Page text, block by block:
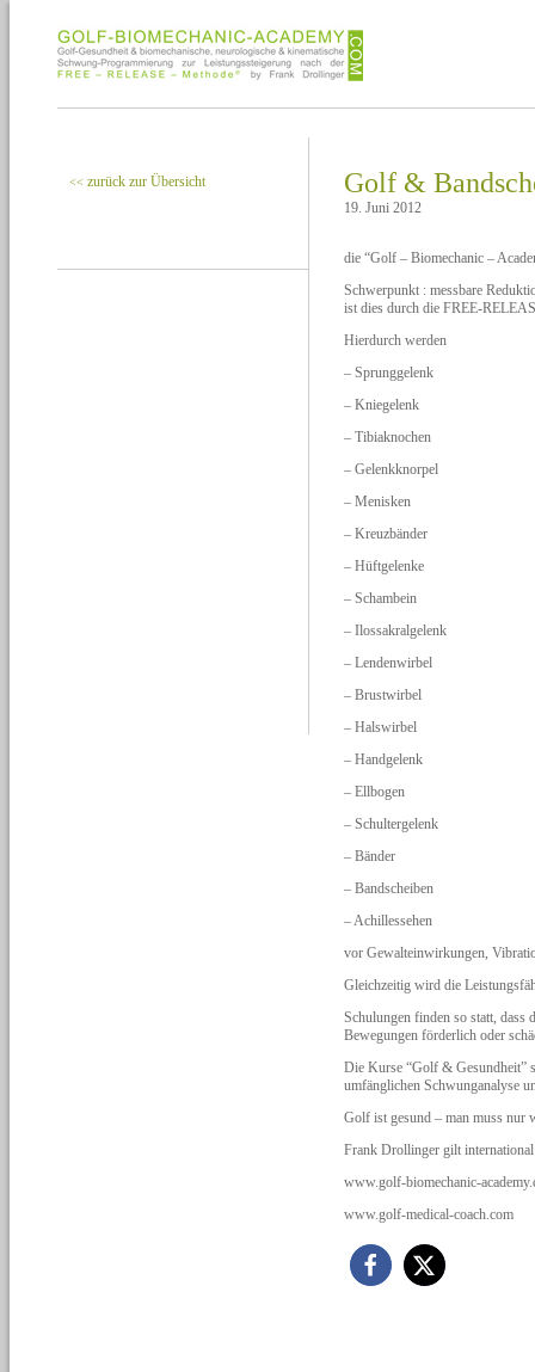
<< zurück zur Übersicht Golf &
19. Juni 2012
die “Golf – Biomechanic –
Schwerpunkt : messbare
ist dies durch die FREE-
Hierdurch werden
– Sprunggelenk
– Kniegelenk
– Tibiaknochen
– Gelenkknorpel
– Menisken
– Kreuzbänder
– Hüftgelenke
– Schambein
– Ilossakralgelenk
– Lendenwirbel
– Brustwirbel
– Halswirbel
– Handgelenk
– Ellbogen
– Schultergelenk
– Bänder
– Bandscheiben
– Achillessehen
vor Gewalteinwirkungen,
Gleichzeitig wird die
Schulungen finden so statt, dass
Bewegungen förderlich oder
Die Kurse “Golf & Gesundheit”
umfänglichen Schwunganalyse
Golf ist gesund – man muss nur
Frank Drollinger gilt
www.golf-biomechanic-
www.golf-medical-coach.com